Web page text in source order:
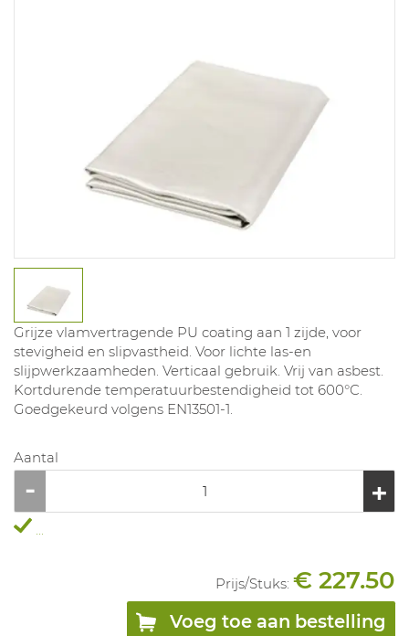
Grijze vlamvertragende PU coating aan 1 zijde, voor
stevigheid en slipvastheid. Voor lichte las-en
slijpwerkzaamheden. Verticaal gebruik. Vrij van asbest.
Kortdurende temperatuurbestendigheid tot 600°C.
Goedgekeurd volgens EN13501-1.
Aantal
...
Prijs/Stuks: € 227.50
Voeg toe aan bestelling